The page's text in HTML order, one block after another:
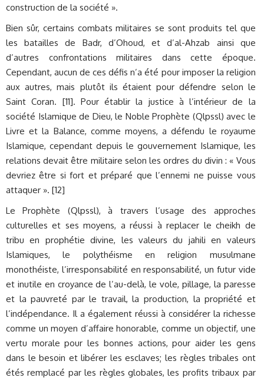
construction de la société ».
Bien sûr, certains combats militaires se sont produits tel que
les batailles de Badr, d’Ohoud, et d’al-Ahzab ainsi que
d’autres confrontations militaires dans cette époque.
Cependant, aucun de ces défis n’a été pour imposer la religion
aux autres, mais plutôt ils étaient pour défendre selon le
Saint Coran. [11]. Pour établir la justice à l’intérieur de la
société Islamique de Dieu, le Noble Prophète (Qlpssl) avec le
Livre et la Balance, comme moyens, a défendu le royaume
Islamique, cependant depuis le gouvernement Islamique, les
relations devait être militaire selon les ordres du divin : « Vous
devriez être si fort et préparé que l’ennemi ne puisse vous
attaquer ». [12]
Le Prophète (Qlpssl), à travers l’usage des approches
culturelles et ses moyens, a réussi à replacer le cheikh de
tribu en prophétie divine, les valeurs du jahili en valeurs
Islamiques, le polythéisme en religion musulmane
monothéiste, l’irresponsabilité en responsabilité, un futur vide
et inutile en croyance de l’au-delà, le vole, pillage, la paresse
et la pauvreté par le travail, la production, la propriété et
l’indépendance. Il a également réussi à considérer la richesse
comme un moyen d’affaire honorable, comme un objectif, une
vertu morale pour les bonnes actions, pour aider les gens
dans le besoin et libérer les esclaves; les règles tribales ont
étés remplacé par les règles globales, les profits tribaux par